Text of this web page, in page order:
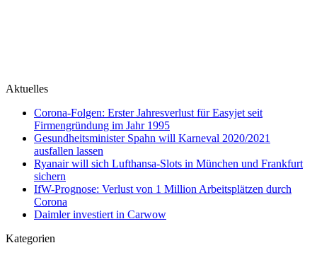
Aktuelles
Corona-Folgen: Erster Jahresverlust für Easyjet seit
Firmengründung im Jahr 1995
Gesundheitsminister Spahn will Karneval 2020/2021
ausfallen lassen
Ryanair will sich Lufthansa-Slots in München und Frankfurt
sichern
IfW-Prognose: Verlust von 1 Million Arbeitsplätzen durch
Corona
Daimler investiert in Carwow
Kategorien